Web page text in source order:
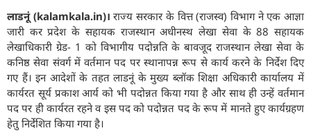
लाडनूं (kalamkala.in)। राज्य सरकार के वित्त (राजस्व) विभाग ने एक आज्ञा
जारी कर प्रदेश के सहायक राजस्थान अधीनस्थ लेखा सेवा के 88 सहायक
लेखाधिकारी ग्रेड- 1 को विभागीय पदोन्नति के बावजूद राजस्थान लेखा सेवा के
कनिष्ठ सेवा संवर्ग में वर्तमान पद पर स्थानापन्न रूप से कार्य करने के निर्देश दिए
गए हैं। इन आदेशों के तहत लाडनूं के मुख्य ब्लॉक शिक्षा अधिकारी कार्यालय में
कार्यरत सूर्य प्रकाश आर्य को भी पदोन्नत किया गया है और साथ ही उन्हें वर्तमान
पद पर ही कार्यरत रहने व इस पद को पदोन्नत पद के रूप में मानते हुए कार्यग्रहण
हेतु निर्देशित किया गया है।